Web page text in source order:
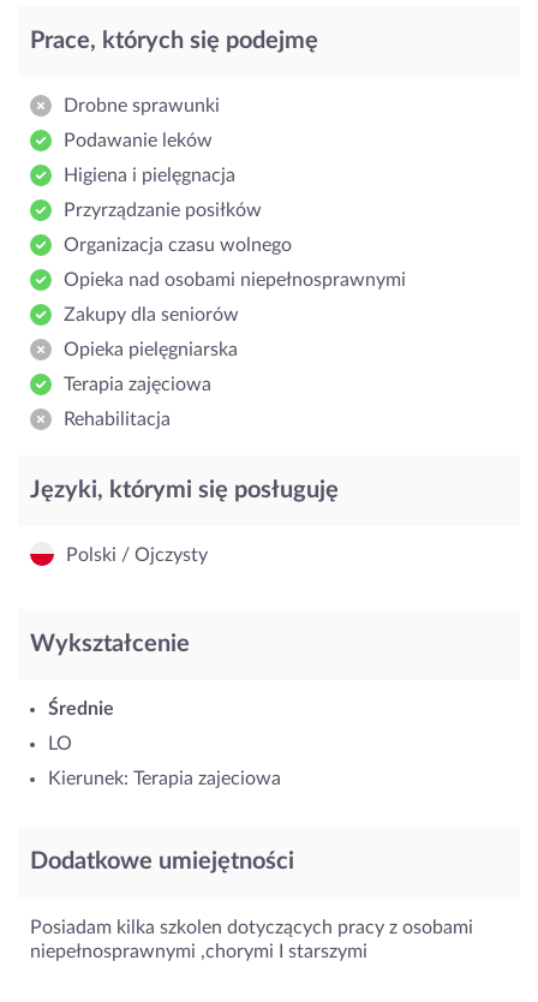
Prace, których się podejmę
Drobne sprawunki
Podawanie leków
Higiena i pielęgnacja
Przyrządzanie posiłków
Organizacja czasu wolnego
Opieka nad osobami niepełnosprawnymi
Zakupy dla seniorów
Opieka pielęgniarska
Terapia zajęciowa
Rehabilitacja
Języki, którymi się posługuję
Polski / Ojczysty
Wykształcenie
Średnie
LO
Kierunek: Terapia zajeciowa
Dodatkowe umiejętności
Posiadam kilka szkolen dotyczących pracy z osobami
niepełnosprawnymi ,chorymi I starszymi